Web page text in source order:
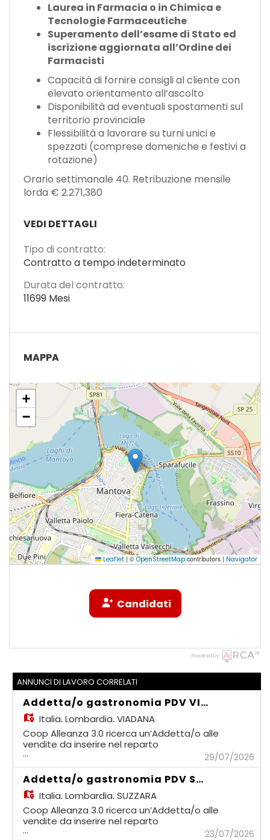
Laurea in Farmacia o in Chimica e
Tecnologie Farmaceutiche
Superamento dell’esame di Stato ed
iscrizione aggiornata all’Ordine dei
Farmacisti
Capacità di fornire consigli al cliente con
elevato orientamento all’ascolto
Disponibilità ad eventuali spostamenti sul
territorio provinciale
Flessibilità a lavorare su turni unici e
spezzati (comprese domeniche e festivi a
rotazione)
Orario settimanale 40. Retribuzione mensile
lorda € 2.271,380
VEDI DETTAGLI
Tipo di contratto:
Contratto a tempo indeterminato
Durata del contratto:
11699 Mesi
MAPPA
+
−
Leaflet | ©OpenStreetMap contributors | Navigator
Candidati
Powered by
ANNUNCI DI LAVORO CORRELATI
Addetta/o gastronomia PDV VIADANA rif. EO_2026_566
Italia,Lombardia, VIADANA
Coop Alleanza 3.0 ricerca un’Addetta/o alle
vendite da inserire nel reparto
GASTRONOMIA La persona inserita opererà
in una realtà strutturata e dinamica e si
occuperà delle attività legate al servizio e
alla vendita nel reparto GASTRONOMIA
Attività principali: - preparazione del banco
a vendita assistita - vendita diretta al
consumatore di salumi formaggi e piatti
pronti - allestimento dei banchi frigo a
... 29/07/2026
Addetta/o gastronomia PDV SUZZARA rif. EO_2026_560
Italia,Lombardia, SUZZARA
Coop Alleanza 3.0 ricerca un’Addetta/o alle
vendite da inserire nel reparto
GASTRONOMIA La persona inserita opererà
... 23/07/2026